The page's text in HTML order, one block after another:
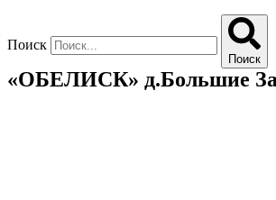
Поиск
Поиск
«ОБЕЛИСК» д.Большие